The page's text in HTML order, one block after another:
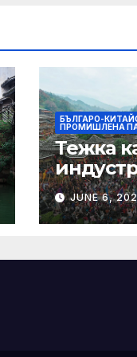
БЪЛГАРО-
ПРОМИШЛЕНА
Тежка
JUNE 6,